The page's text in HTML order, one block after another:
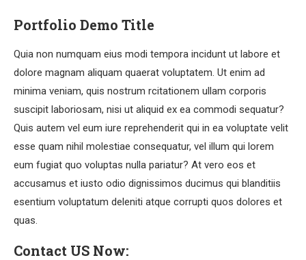
Portfolio Demo Title
Quia non numquam eius modi tempora incidunt ut labore et
dolore magnam aliquam quaerat voluptatem. Ut enim ad
minima veniam, quis nostrum rcitationem ullam corporis
suscipit laboriosam, nisi ut aliquid ex ea commodi sequatur?
Quis autem vel eum iure reprehenderit qui in ea voluptate velit
esse quam nihil molestiae consequatur, vel illum qui lorem
eum fugiat quo voluptas nulla pariatur? At vero eos et
accusamus et iusto odio dignissimos ducimus qui blanditiis
esentium voluptatum deleniti atque corrupti quos dolores et
quas.
Contact US Now: